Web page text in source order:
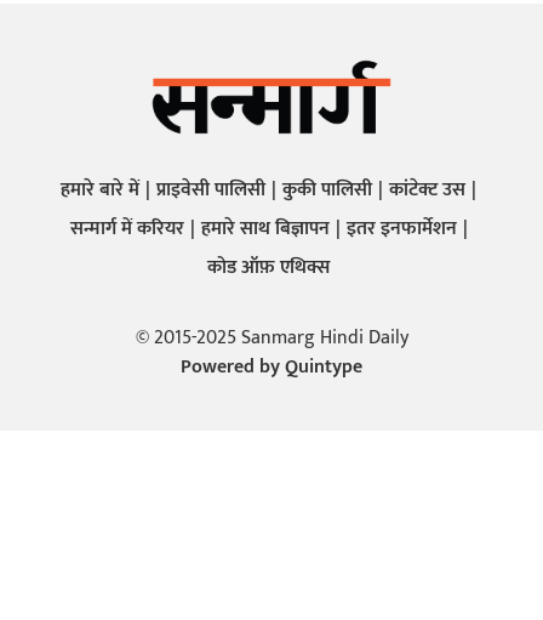
हमारे बारे में प्राइवेसी पालिसी कुकी पालिसी कांटेक्ट उस
सन्मार्ग में करियर हमारे साथ बिज्ञापन इतर इनफार्मेशन
कोड ऑफ़ एथिक्स
© 2015-2025 Sanmarg Hindi Daily
Powered byQuintype